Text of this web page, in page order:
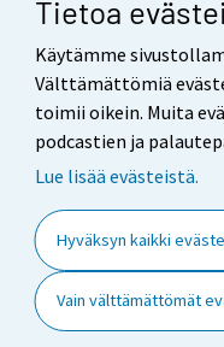
Tietoa
Käytämme
Välttämättömiä
toimii oikein. Muita
podcastien ja
Lue lisää evästeistä.
Hyväksyn kaikki
Vain välttämättömät
Yhteystiedot
Palaute
Käyttöehdot
Saavutettavuus
Tietoa sivustosta
Evästeasetukset